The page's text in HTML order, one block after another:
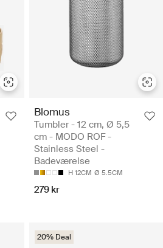
Blomus
Tumbler - 12 cm, Ø 5,5
cm - MODO ROF -
Stainless Steel -
Badeværelse
H 12CM Ø 5.5CM
279 kr
20% Deal